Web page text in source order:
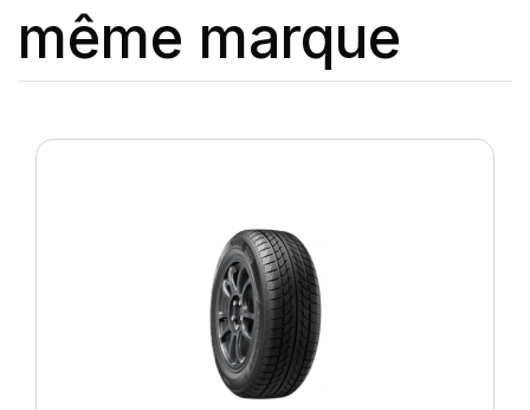
même marque